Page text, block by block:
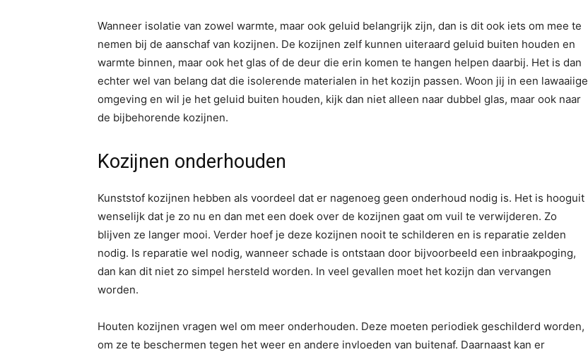
Wanneer isolatie van zowel warmte, maar ook geluid belangrijk zijn, dan is dit ook iets om mee te
nemen bij de aanschaf van kozijnen. De kozijnen zelf kunnen uiteraard geluid buiten houden en
warmte binnen, maar ook het glas of de deur die erin komen te hangen helpen daarbij. Het is dan
echter wel van belang dat die isolerende materialen in het kozijn passen. Woon jij in een lawaaiige
omgeving en wil je het geluid buiten houden, kijk dan niet alleen naar dubbel glas, maar ook naar
de bijbehorende kozijnen.
Kozijnen onderhouden
Kunststof kozijnen hebben als voordeel dat er nagenoeg geen onderhoud nodig is. Het is hooguit
wenselijk dat je zo nu en dan met een doek over de kozijnen gaat om vuil te verwijderen. Zo
blijven ze langer mooi. Verder hoef je deze kozijnen nooit te schilderen en is reparatie zelden
nodig. Is reparatie wel nodig, wanneer schade is ontstaan door bijvoorbeeld een inbraakpoging,
dan kan dit niet zo simpel hersteld worden. In veel gevallen moet het kozijn dan vervangen
worden.
Houten kozijnen vragen wel om meer onderhouden. Deze moeten periodiek geschilderd worden,
om ze te beschermen tegen het weer en andere invloeden van buitenaf. Daarnaast kan er